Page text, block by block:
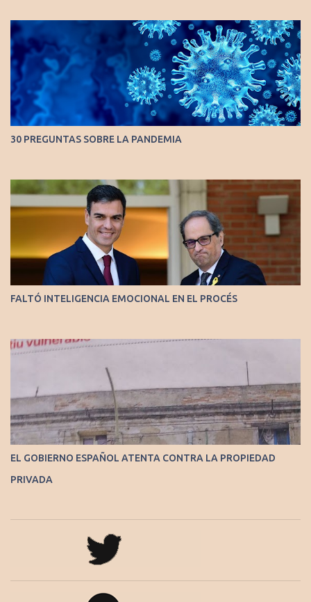
30 PREGUNTAS SOBRE LA PANDEMIA
FALTÓ INTELIGENCIA EMOCIONAL EN EL PROCÉS
EL GOBIERNO ESPAÑOL ATENTA CONTRA LA PROPIEDAD
PRIVADA